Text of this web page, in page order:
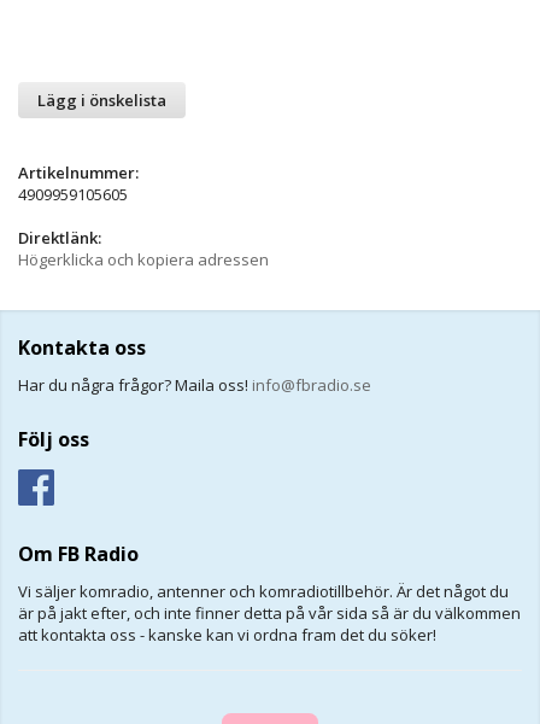
Lägg i önskelista
Artikelnummer:
4909959105605
Direktlänk:
Högerklicka och kopiera adressen
Kontakta oss
Har du några frågor? Maila oss! info@fbradio.se
Följ oss
Om FB Radio
Vi säljer komradio, antenner och komradiotillbehör. Är det något du
är på jakt efter, och inte finner detta på vår sida så är du välkommen
att kontakta oss - kanske kan vi ordna fram det du söker!